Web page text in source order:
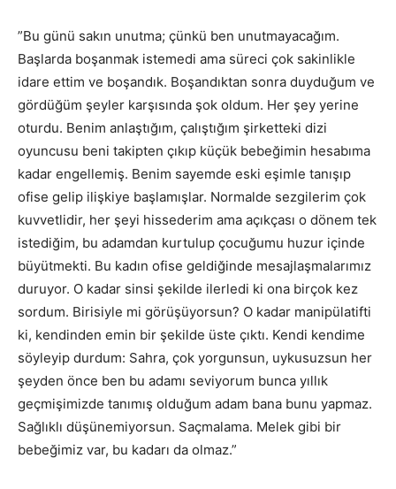
”Bu günü sakın unutma; çünkü ben unutmayacağım.
Başlarda boşanmak istemedi ama süreci çok sakinlikle
idare ettim ve boşandık. Boşandıktan sonra duyduğum ve
gördüğüm şeyler karşısında şok oldum. Her şey yerine
oturdu. Benim anlaştığım, çalıştığım şirketteki dizi
oyuncusu beni takipten çıkıp küçük bebeğimin hesabıma
kadar engellemiş. Benim sayemde eski eşimle tanışıp
ofise gelip ilişkiye başlamışlar. Normalde sezgilerim çok
kuvvetlidir, her şeyi hissederim ama açıkçası o dönem tek
istediğim, bu adamdan kurtulup çocuğumu huzur içinde
büyütmekti. Bu kadın ofise geldiğinde mesajlaşmalarımız
duruyor. O kadar sinsi şekilde ilerledi ki ona birçok kez
sordum. Birisiyle mi görüşüyorsun? O kadar manipülatifti
ki, kendinden emin bir şekilde üste çıktı. Kendi kendime
söyleyip durdum: Sahra, çok yorgunsun, uykusuzsun her
şeyden önce ben bu adamı seviyorum bunca yıllık
geçmişimizde tanımış olduğum adam bana bunu yapmaz.
Sağlıklı düşünemiyorsun. Saçmalama. Melek gibi bir
bebeğimiz var, bu kadarı da olmaz.”